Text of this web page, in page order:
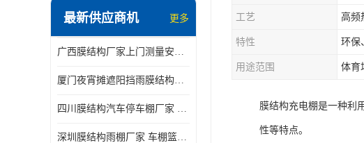
电动推拉雨棚
膜结构停景观棚
最新供应商机 更多
广西膜结构厂家上门测量安装发货，厂家发货没有差价
厦门夜宵摊遮阳挡雨膜结构雨棚设计 上门测量 款式多
四川膜结构汽车停车棚厂家 款式多 提供报价
深圳膜结构雨棚厂家 车棚篮球场体育看台 规格多样
工艺 高频
特性 环保
用途范围 体育
膜结构充电棚是一种利
性等特点。